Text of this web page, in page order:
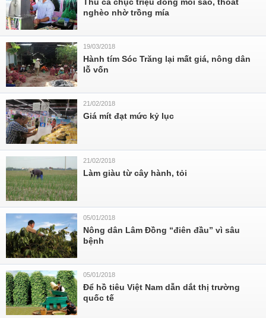
nghèo nhờ trồng mía
19/03/2018
Hành tím Sóc Trăng lại mất giá, nông dân
lỗ vốn
21/02/2018
Giá mít đạt mức kỷ lục
21/02/2018
Làm giàu từ cây hành, tỏi
05/01/2018
Nông dân Lâm Đồng “điên đầu” vì sâu
bệnh
05/01/2018
Để hồ tiêu Việt Nam dẫn dắt thị trường
quốc tế